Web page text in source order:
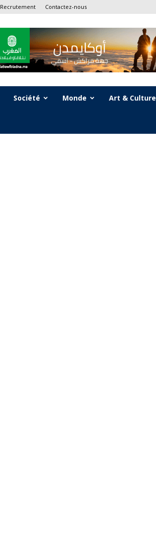
Recrutement Contactez-nous
Société Monde Art & Culture